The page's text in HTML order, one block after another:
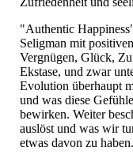
"Authentic
Seligman mit
Vergnügen, Glück,
Ekstase, und zwar
Evolution überhaupt
und was diese
bewirken. Weiter
auslöst und was wir
etwas davon zu haben.